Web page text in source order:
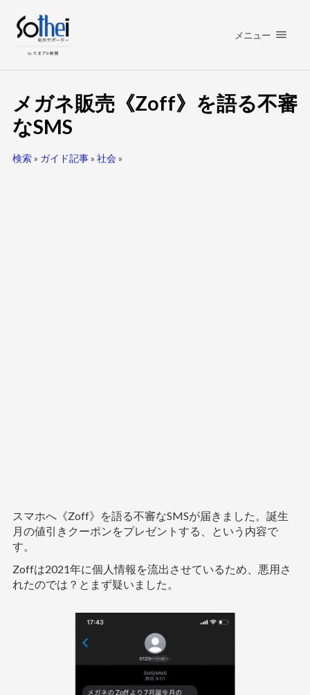
メニュー
メガネ販売《Zoff》を語る不審
なSMS
検索» ガイド記事» 社会»
スマホへ《Zoff》を語る不審なSMSが届きました。誕生
月の値引きクーポンをプレゼントする、という内容で
す。
Zoffは2021年に個人情報を流出させているため、悪用さ
れたのでは？とまず疑いました。